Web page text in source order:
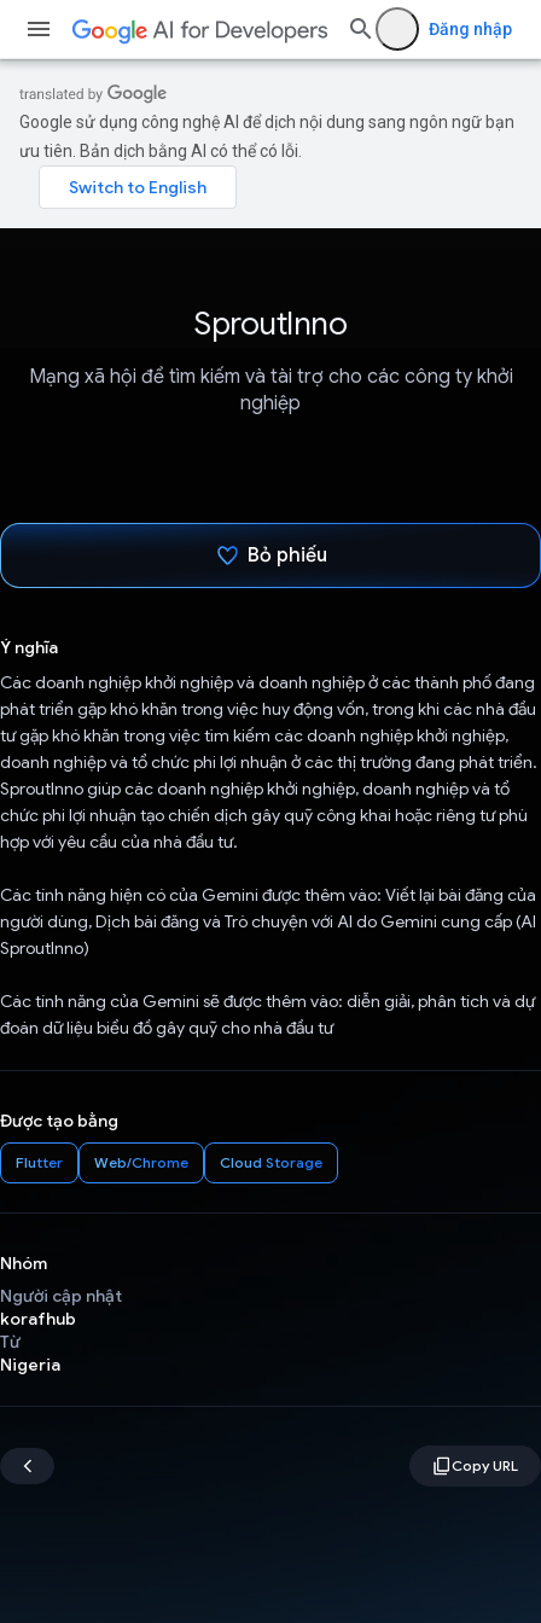
Đăng nhập
Google sử dụng công nghệ AI để dịch nội dung sang ngôn ngữ bạn
ưu tiên. Bản dịch bằng AI có thể có lỗi.
SproutInno
Mạng xã hội để tìm kiếm và tài trợ cho các công ty khởi
nghiệp
Bỏ phiếu
Ý nghĩa
Các doanh nghiệp khởi nghiệp và doanh nghiệp ở các thành phố đang
phát triển gặp khó khăn trong việc huy động vốn, trong khi các nhà đầu
tư gặp khó khăn trong việc tìm kiếm các doanh nghiệp khởi nghiệp,
doanh nghiệp và tổ chức phi lợi nhuận ở các thị trường đang phát triển.
SproutInno giúp các doanh nghiệp khởi nghiệp, doanh nghiệp và tổ
chức phi lợi nhuận tạo chiến dịch gây quỹ công khai hoặc riêng tư phù
hợp với yêu cầu của nhà đầu tư.
Các tính năng hiện có của Gemini được thêm vào: Viết lại bài đăng của
người dùng, Dịch bài đăng và Trò chuyện với AI do Gemini cung cấp (AI
SproutInno)
Các tính năng của Gemini sẽ được thêm vào: diễn giải, phân tích và dự
đoán dữ liệu biểu đồ gây quỹ cho nhà đầu tư
Được tạo bằng
Flutter Web/Chrome Cloud Storage
Nhóm
Người cập nhật
korafhub
Từ
Nigeria